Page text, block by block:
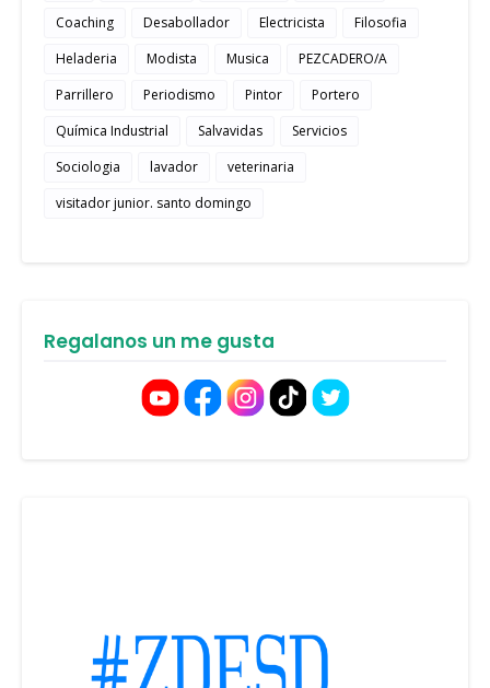
Coaching
Desabollador Electricista
Filosofia
Heladeria
Modista Musica
PEZCADERO/A
Parrillero
Periodismo Pintor
Portero
Química Industrial
Salvavidas
Servicios
Sociologia
lavador
veterinaria
visitador junior. santo domingo
Regalanos un me gusta